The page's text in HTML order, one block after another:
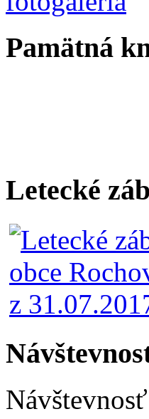
Pamätná
Letecké